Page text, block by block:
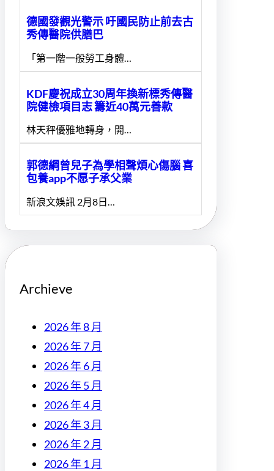
德國發觀光警示 吁國民防止前去古
秀傳醫院供膳巴
「第一階一般勞工身體…
KDF慶祝成立30周年換新標秀傳醫
院健檢項目志 籌近40萬元善款
林天秤優雅地轉身，開…
郭德綱曾兒子為學相聲煩心傷腦 喜
包養app不愿子承父業
新浪文娛訊 2月8日…
Archieve
2026 年 8 月
2026 年 7 月
2026 年 6 月
2026 年 5 月
2026 年 4 月
2026 年 3 月
2026 年 2 月
2026 年 1 月